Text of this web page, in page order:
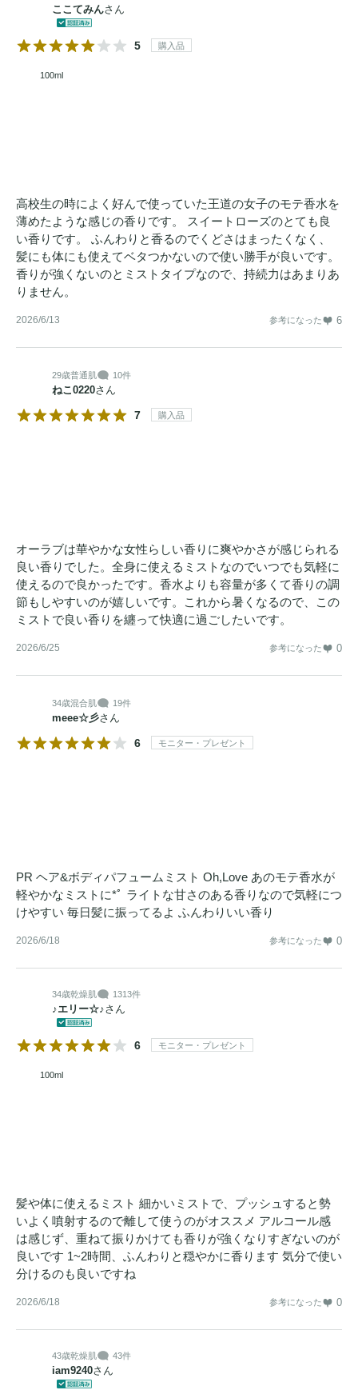
ここてみんさん
5 購入品
100ml
高校生の時によく好んで使っていた王道の女子のモテ香水を
薄めたような感じの香りです。 スイートローズのとても良
い香りです。 ふんわりと香るのでくどさはまったくなく、
髪にも体にも使えてベタつかないので使い勝手が良いです。
香りが強くないのとミストタイプなので、持続力はあまりあ
りません。
2026/6/13 参考になった 6
29歳普通肌 10件
ねこ0220さん
7 購入品
オーラブは華やかな女性らしい香りに爽やかさが感じられる
良い香りでした。全身に使えるミストなのでいつでも気軽に
使えるので良かったです。香水よりも容量が多くて香りの調
節もしやすいのが嬉しいです。これから暑くなるので、この
ミストで良い香りを纏って快適に過ごしたいです。
2026/6/25 参考になった 0
34歳混合肌 19件
meee☆彡さん
6 モニター・プレゼント
PR ヘア&ボディパフュームミスト Oh,Love あのモテ香水が
軽やかなミストに*ﾟ ライトな甘さのある香りなので気軽につ
けやすい 毎日髪に振ってるよ ふんわりいい香り
2026/6/18 参考になった 0
34歳乾燥肌 1313件
♪エリー☆♪さん
6 モニター・プレゼント
100ml
髪や体に使えるミスト 細かいミストで、プッシュすると勢
いよく噴射するので離して使うのがオススメ アルコール感
は感じず、重ねて振りかけても香りが強くなりすぎないのが
良いです 1~2時間、ふんわりと穏やかに香ります 気分で使い
分けるのも良いですね
2026/6/18 参考になった 0
43歳乾燥肌 43件
iam9240さん